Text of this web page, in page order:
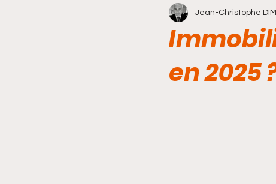
Décoration Finances
en 2025
Jean-Christophe